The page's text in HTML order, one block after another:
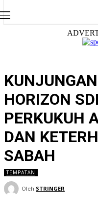
HORIZON
PERKUKUH
DAN
SABAH
TEMPATAN
Oleh STRINGER